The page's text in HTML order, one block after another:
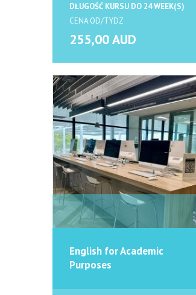
DŁUGOŚĆ KURSU DO 24 WEEK(S)
CENA OD/TYDZ
255,00 AUD
English for Academic
Purposes